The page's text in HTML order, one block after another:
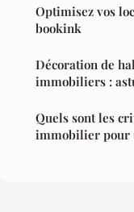
Optimisez vos
bookink
Décoration de
immobiliers :
Quels sont les
immobilier pour